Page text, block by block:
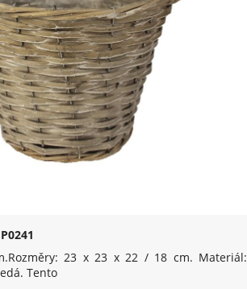
23 x 23 x 22 / 18 cm. Materiál:
Tento